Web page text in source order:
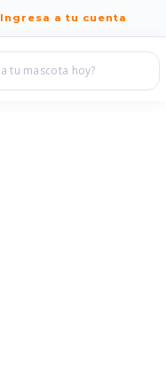
Ingresa a tu cuenta